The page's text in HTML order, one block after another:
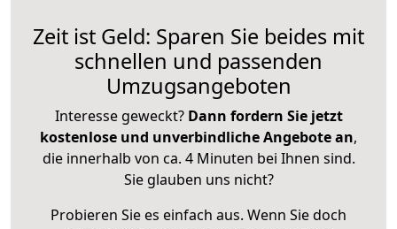
Zeit ist Geld: Sparen Sie beides mit
schnellen und passenden
Umzugsangeboten
Interesse geweckt? Dann fordern Sie jetzt
kostenlose und unverbindliche Angebote an,
die innerhalb von ca. 4 Minuten bei Ihnen sind.
Sie glauben uns nicht?
Probieren Sie es einfach aus. Wenn Sie doch